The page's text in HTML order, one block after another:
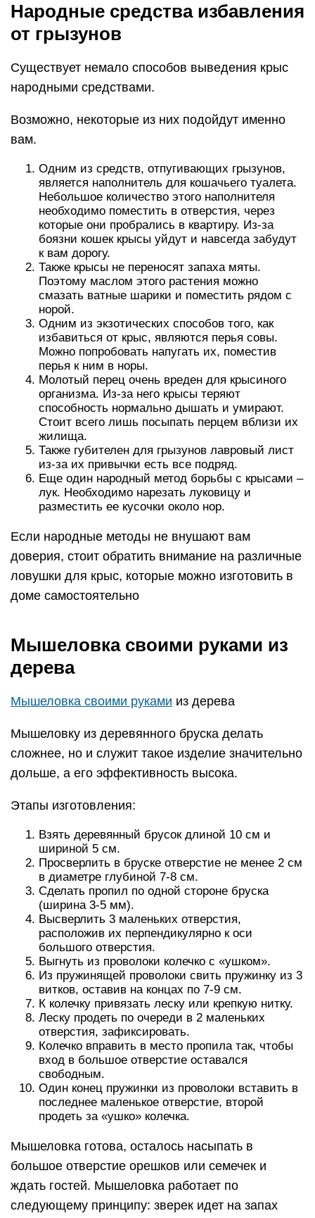
Народные средства избавления
от грызунов
Существует немало способов выведения крыс
народными средствами.
Возможно, некоторые из них подойдут именно
вам.
Одним из средств, отпугивающих грызунов,
является наполнитель для кошачьего туалета.
Небольшое количество этого наполнителя
необходимо поместить в отверстия, через
которые они пробрались в квартиру. Из-за
боязни кошек крысы уйдут и навсегда забудут
к вам дорогу.
Также крысы не переносят запаха мяты.
Поэтому маслом этого растения можно
смазать ватные шарики и поместить рядом с
норой.
Одним из экзотических способов того, как
избавиться от крыс, являются перья совы.
Можно попробовать напугать их, поместив
перья к ним в норы.
Молотый перец очень вреден для крысиного
организма. Из-за него крысы теряют
способность нормально дышать и умирают.
Стоит всего лишь посыпать перцем вблизи их
жилища.
Также губителен для грызунов лавровый лист
из-за их привычки есть все подряд.
Еще один народный метод борьбы с крысами –
лук. Необходимо нарезать луковицу и
разместить ее кусочки около нор.
Если народные методы не внушают вам
доверия, стоит обратить внимание на различные
ловушки для крыс, которые можно изготовить в
доме самостоятельно
Мышеловка своими руками из
дерева
Мышеловка своими руками из дерева
Мышеловку из деревянного бруска делать
сложнее, но и служит такое изделие значительно
дольше, а его эффективность высока.
Этапы изготовления:
Взять деревянный брусок длиной 10 см и
шириной 5 см.
Просверлить в бруске отверстие не менее 2 см
в диаметре глубиной 7-8 см.
Сделать пропил по одной стороне бруска
(ширина 3-5 мм).
Высверлить 3 маленьких отверстия,
расположив их перпендикулярно к оси
большого отверстия.
Выгнуть из проволоки колечко с «ушком».
Из пружинящей проволоки свить пружинку из 3
витков, оставив на концах по 7-9 см.
К колечку привязать леску или крепкую нитку.
Леску продеть по очереди в 2 маленьких
отверстия, зафиксировать.
Колечко вправить в место пропила так, чтобы
вход в большое отверстие оставался
свободным.
Один конец пружинки из проволоки вставить в
последнее маленькое отверстие, второй
продеть за «ушко» колечка.
Мышеловка готова, осталось насыпать в
большое отверстие орешков или семечек и
ждать гостей. Мышеловка работает по
следующему принципу: зверек идет на запах